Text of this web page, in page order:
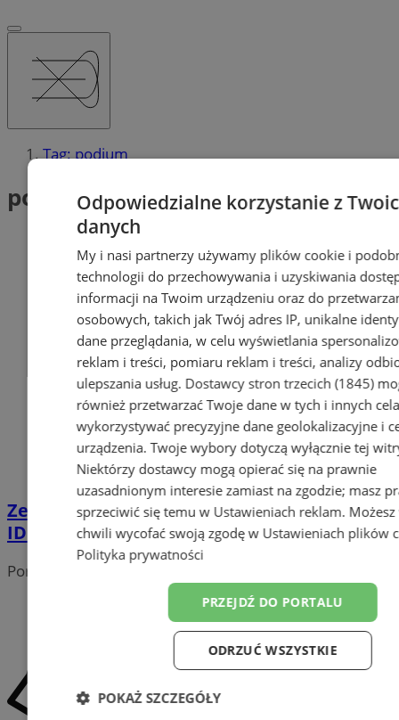
Tag: podium
podium (1)
Zespół Miraż na podium Mistrzostw Polski
IDO Show Dance w Łańcucie
Portal należy do sieci
Odpowiedzialne korzystanie z
danych
My i nasi partnerzy używamy plików cookie i
technologii do przechowywania i uzyskiwania
informacji na Twoim urządzeniu oraz do
osobowych, takich jak Twój adres IP, unikalne
dane przeglądania, w celu wyświetlania
reklam i treści, pomiaru reklam i treści, analizy
ulepszania usług. Dostawcy stron trzecich (1845)
również przetwarzać Twoje dane w tych i innych
wykorzystywać precyzyjne dane geolokalizacyjne i
urządzenia. Twoje wybory dotyczą wyłącznie tej
Niektórzy dostawcy mogą opierać się na prawnie
uzasadnionym interesie zamiast na zgodzie; masz
sprzeciwić się temu w Ustawieniach reklam.
chwili wycofać swoją zgodę w Ustawieniach plików
Polityka prywatności
PRZEJDŹ DO PORTALU
ODRZUĆ WSZYSTKIE
POKAŻ SZCZEGÓŁY